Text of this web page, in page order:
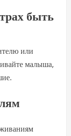
быть
или
малыша,